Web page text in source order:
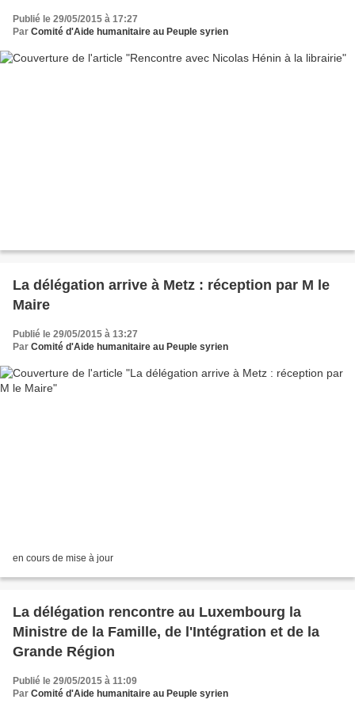
Publié le 29/05/2015 à 17:27
Par Comité d'Aide humanitaire au Peuple syrien
La délégation arrive à Metz : réception par M le
Maire
Publié le 29/05/2015 à 13:27
Par Comité d'Aide humanitaire au Peuple syrien
en cours de mise à jour
La délégation rencontre au Luxembourg la
Ministre de la Famille, de l'Intégration et de la
Grande Région
Publié le 29/05/2015 à 11:09
Par Comité d'Aide humanitaire au Peuple syrien